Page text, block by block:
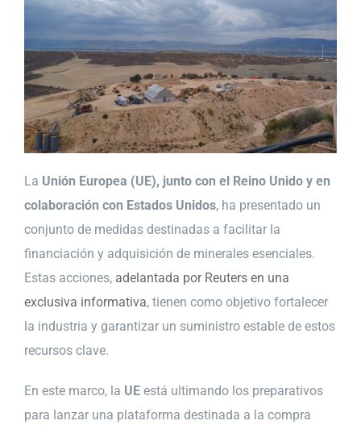
La Unión Europea (UE), junto con el Reino Unido y en
colaboración con Estados Unidos, ha presentado un
conjunto de medidas destinadas a facilitar la
financiación y adquisición de minerales esenciales.
Estas acciones, adelantada por Reuters en una
exclusiva informativa, tienen como objetivo fortalecer
la industria y garantizar un suministro estable de estos
recursos clave.
En este marco, la UE está ultimando los preparativos
para lanzar una plataforma destinada a la compra